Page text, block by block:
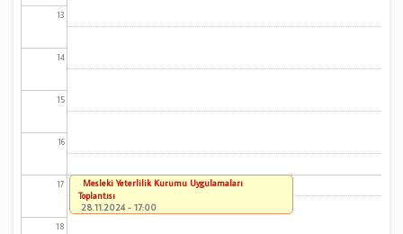
13
14
15
16
17
18
Mesleki Yeterlilik Kurumu Uygulamaları
Toplantısı
28.11.2024 - 17:00